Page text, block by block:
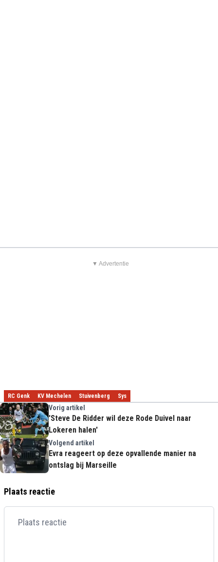
▼ Advertentie
RC Genk KV Mechelen Stuivenberg Sys
Vorig artikel
'Steve De Ridder wil deze Rode Duivel naar
Lokeren halen'
Volgend artikel
Evra reageert op deze opvallende manier na
ontslag bij Marseille
Plaats reactie